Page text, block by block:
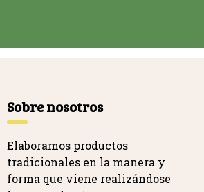
Sobre nosotros
Elaboramos productos
tradicionales en la manera y
forma que viene realizándose